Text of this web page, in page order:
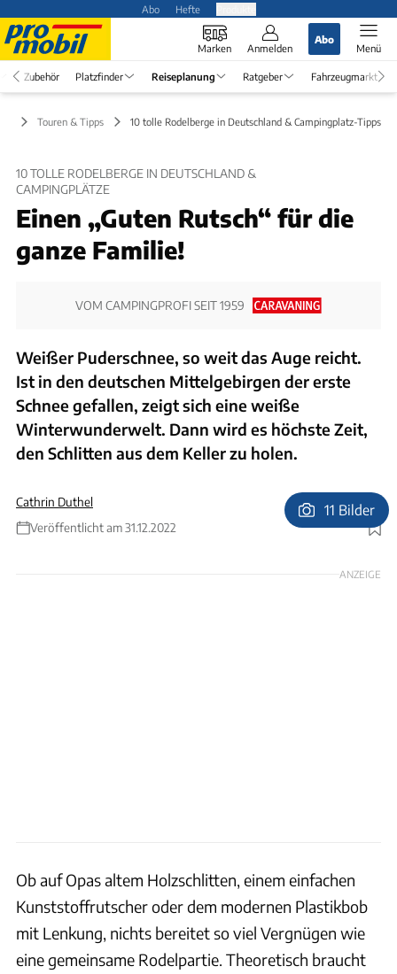
Abo Hefte
Marken Anmelden
Abo
Menü
Zubehör Platzfinder Reiseplanung Ratgeber Fahrzeugmarkt
Touren & Tipps 10 tolle Rodelberge in Deutschland & Campingplatz-Tipps
10 TOLLE RODELBERGE IN DEUTSCHLAND &
CAMPINGPLÄTZE
Einen „Guten Rutsch“ für die
ganze Familie!
VOM CAMPINGPROFI SEIT 1959
Weißer Puderschnee, so weit das Auge reicht.
Ist in den deutschen Mittelgebirgen der erste
Schnee gefallen, zeigt sich eine weiße
Winterwunderwelt. Dann wird es höchste Zeit,
den Schlitten aus dem Keller zu holen.
Cathrin Duthel
Veröffentlicht am 31.12.2022
Foto: Archiv
11 Bilder
ANZEIGE
Ob auf Opas altem Holzschlitten, einem einfachen
Kunststoffrutscher oder dem modernen Plastikbob
mit Lenkung, nichts bereitet so viel Vergnügen wie
eine gemeinsame Rodelpartie. Theoretisch braucht